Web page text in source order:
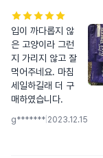
입이 까다롭지 않
은 고양이라 그런
지 가리지 않고 잘
먹어주네요. 마침
세일하길래 더 구
매하였습니다.
g******* 2023.12.15